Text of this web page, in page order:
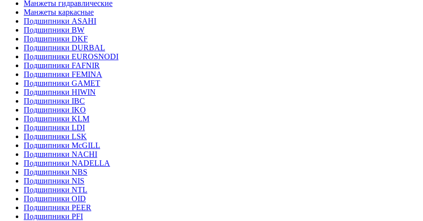
Манжеты гидравлические
Манжеты каркасные
Подшипники ASAHI
Подшипники BW
Подшипники DKF
Подшипники DURBAL
Подшипники EUROSNODI
Подшипники FAFNIR
Подшипники FEMINA
Подшипники GAMET
Подшипники HIWIN
Подшипники IBC
Подшипники IKO
Подшипники KLM
Подшипники LDI
Подшипники LSK
Подшипники McGILL
Подшипники NACHI
Подшипники NADELLA
Подшипники NBS
Подшипники NIS
Подшипники NTL
Подшипники OID
Подшипники PEER
Подшипники PFI